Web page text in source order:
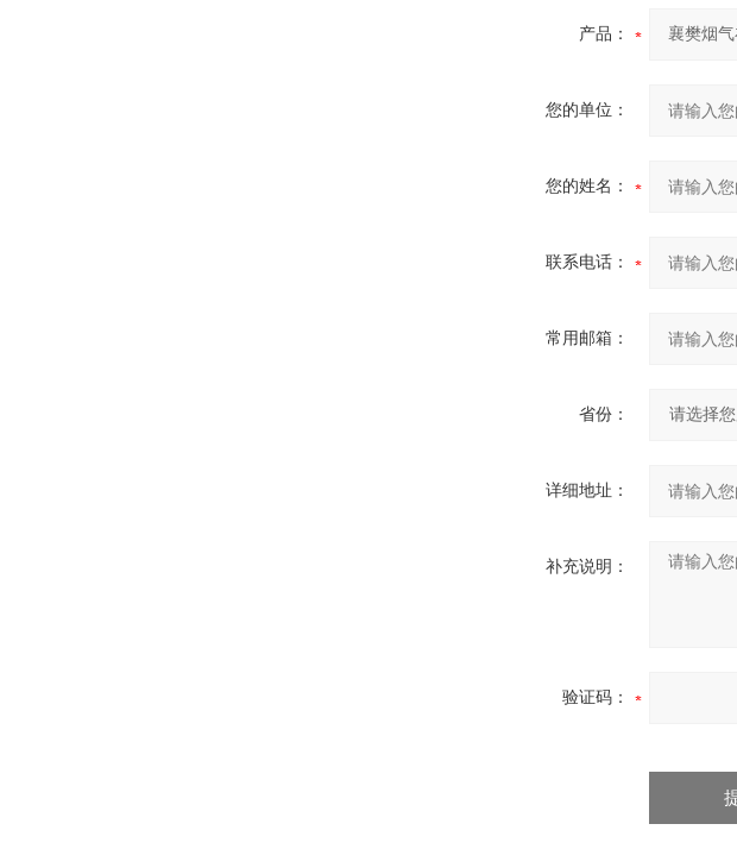
产品：
您的单位：
您的姓名：
联系电话：
常用邮箱：
省份：
详细地址：
补充说明：
验证码：